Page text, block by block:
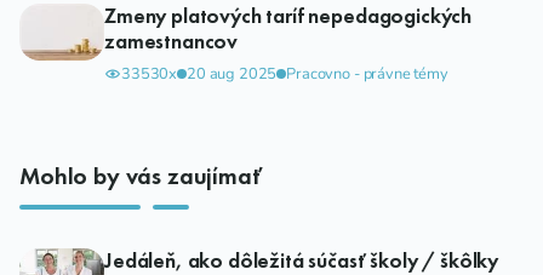
Zmeny platových taríf nepedagogických
zamestnancov
33530x 20 aug 2025 Pracovno - právne témy
Mohlo by vás zaujímať
Jedáleň, ako dôležitá súčasť školy / škôlky